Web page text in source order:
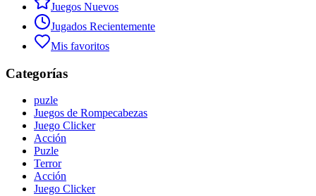
Juegos Nuevos
Jugados Recientemente
Mis favoritos
Categorías
puzle
Juegos de Rompecabezas
Juego Clicker
Acción
Puzle
Terror
Acción
Juego Clicker